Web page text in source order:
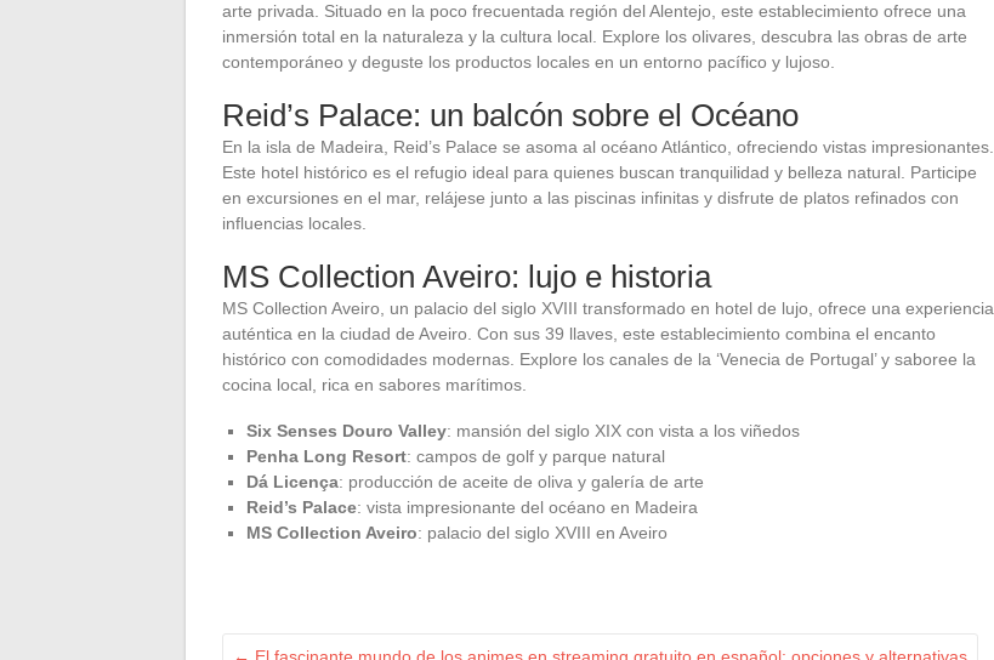
arte privada. Situado en la poco frecuentada región del Alentejo, este establecimiento ofrece una
inmersión total en la naturaleza y la cultura local. Explore los olivares, descubra las obras de arte
contemporáneo y deguste los productos locales en un entorno pacífico y lujoso.
Reid’s Palace: un balcón sobre el Océano
En la isla de Madeira, Reid’s Palace se asoma al océano Atlántico, ofreciendo vistas impresionantes.
Este hotel histórico es el refugio ideal para quienes buscan tranquilidad y belleza natural. Participe
en excursiones en el mar, relájese junto a las piscinas infinitas y disfrute de platos refinados con
influencias locales.
MS Collection Aveiro: lujo e historia
MS Collection Aveiro, un palacio del siglo XVIII transformado en hotel de lujo, ofrece una experiencia
auténtica en la ciudad de Aveiro. Con sus 39 llaves, este establecimiento combina el encanto
histórico con comodidades modernas. Explore los canales de la ‘Venecia de Portugal’ y saboree la
cocina local, rica en sabores marítimos.
Six Senses Douro Valley: mansión del siglo XIX con vista a los viñedos
Penha Long Resort: campos de golf y parque natural
Dá Licença: producción de aceite de oliva y galería de arte
Reid’s Palace: vista impresionante del océano en Madeira
MS Collection Aveiro: palacio del siglo XVIII en Aveiro